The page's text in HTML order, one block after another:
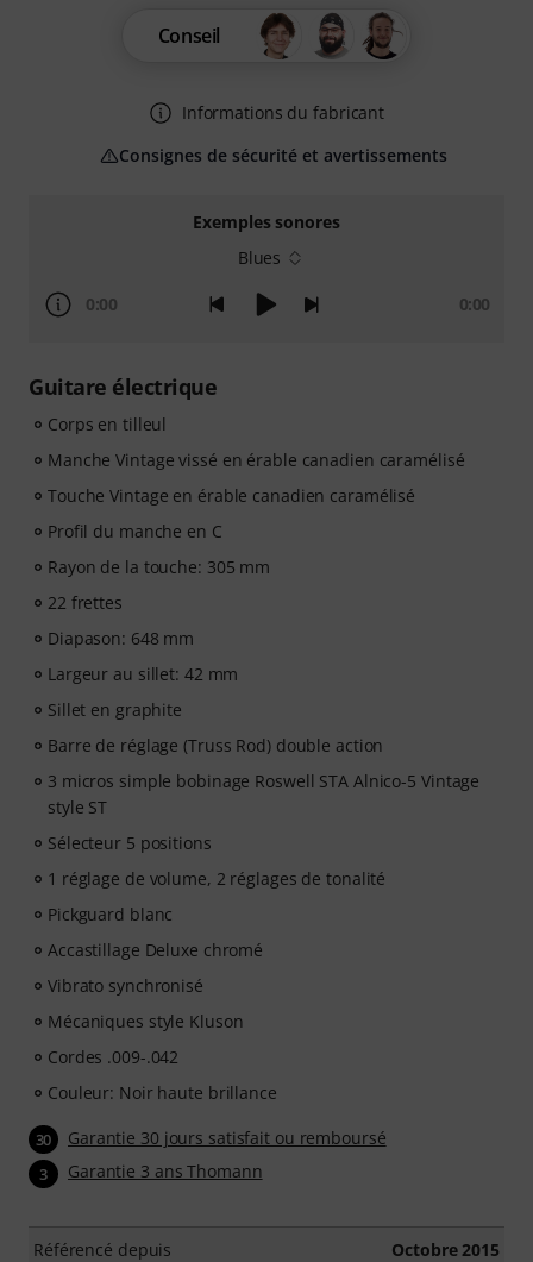
Exemples sonores
Blues
0:00 0:00
Guitare électrique
Corps en tilleul
Manche Vintage vissé en érable canadien caramélisé
Touche Vintage en érable canadien caramélisé
Profil du manche en C
Rayon de la touche: 305 mm
22 frettes
Diapason: 648 mm
Largeur au sillet: 42 mm
Sillet en graphite
Barre de réglage (Truss Rod) double action
3 micros simple bobinage Roswell STA Alnico-5 Vintage
style ST
Sélecteur 5 positions
1 réglage de volume, 2 réglages de tonalité
Pickguard blanc
Accastillage Deluxe chromé
Vibrato synchronisé
Mécaniques style Kluson
Cordes .009-.042
Couleur: Noir haute brillance
30 Garantie 30 jours satisfait ou remboursé
3 Garantie 3 ans Thomann
Référencé depuis Octobre 2015
Conseil
Informations du fabricant
Consignes de sécurité et avertissements